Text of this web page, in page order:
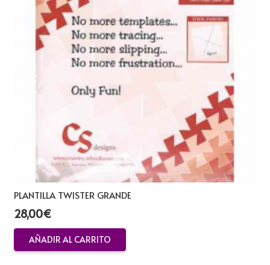
PLANTILLA TWISTER GRANDE
28,00€
AÑADIR AL CARRITO